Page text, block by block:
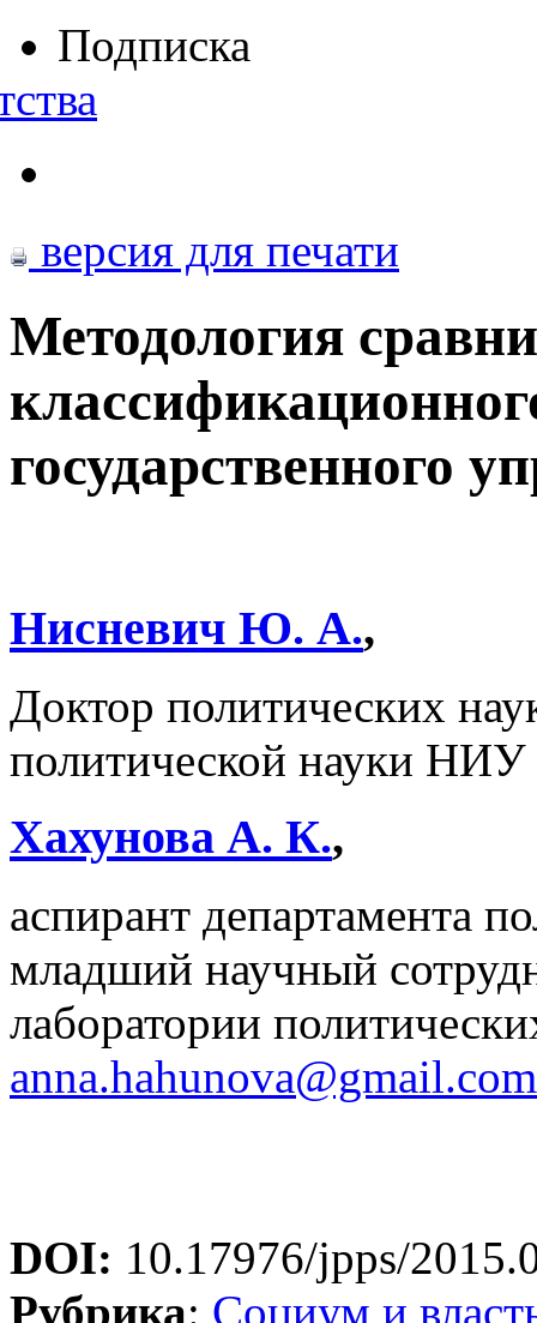
Подписка
версия для печати
Методология
государственного
Нисневич Ю. А.,
Доктор политических
политической науки
Хахунова А. К.,
аспирант департамента
младший научный
лаборатории
anna.hahunova@gmail.com
DOI: 10.17976/jpps/
Рубрика: Социум и